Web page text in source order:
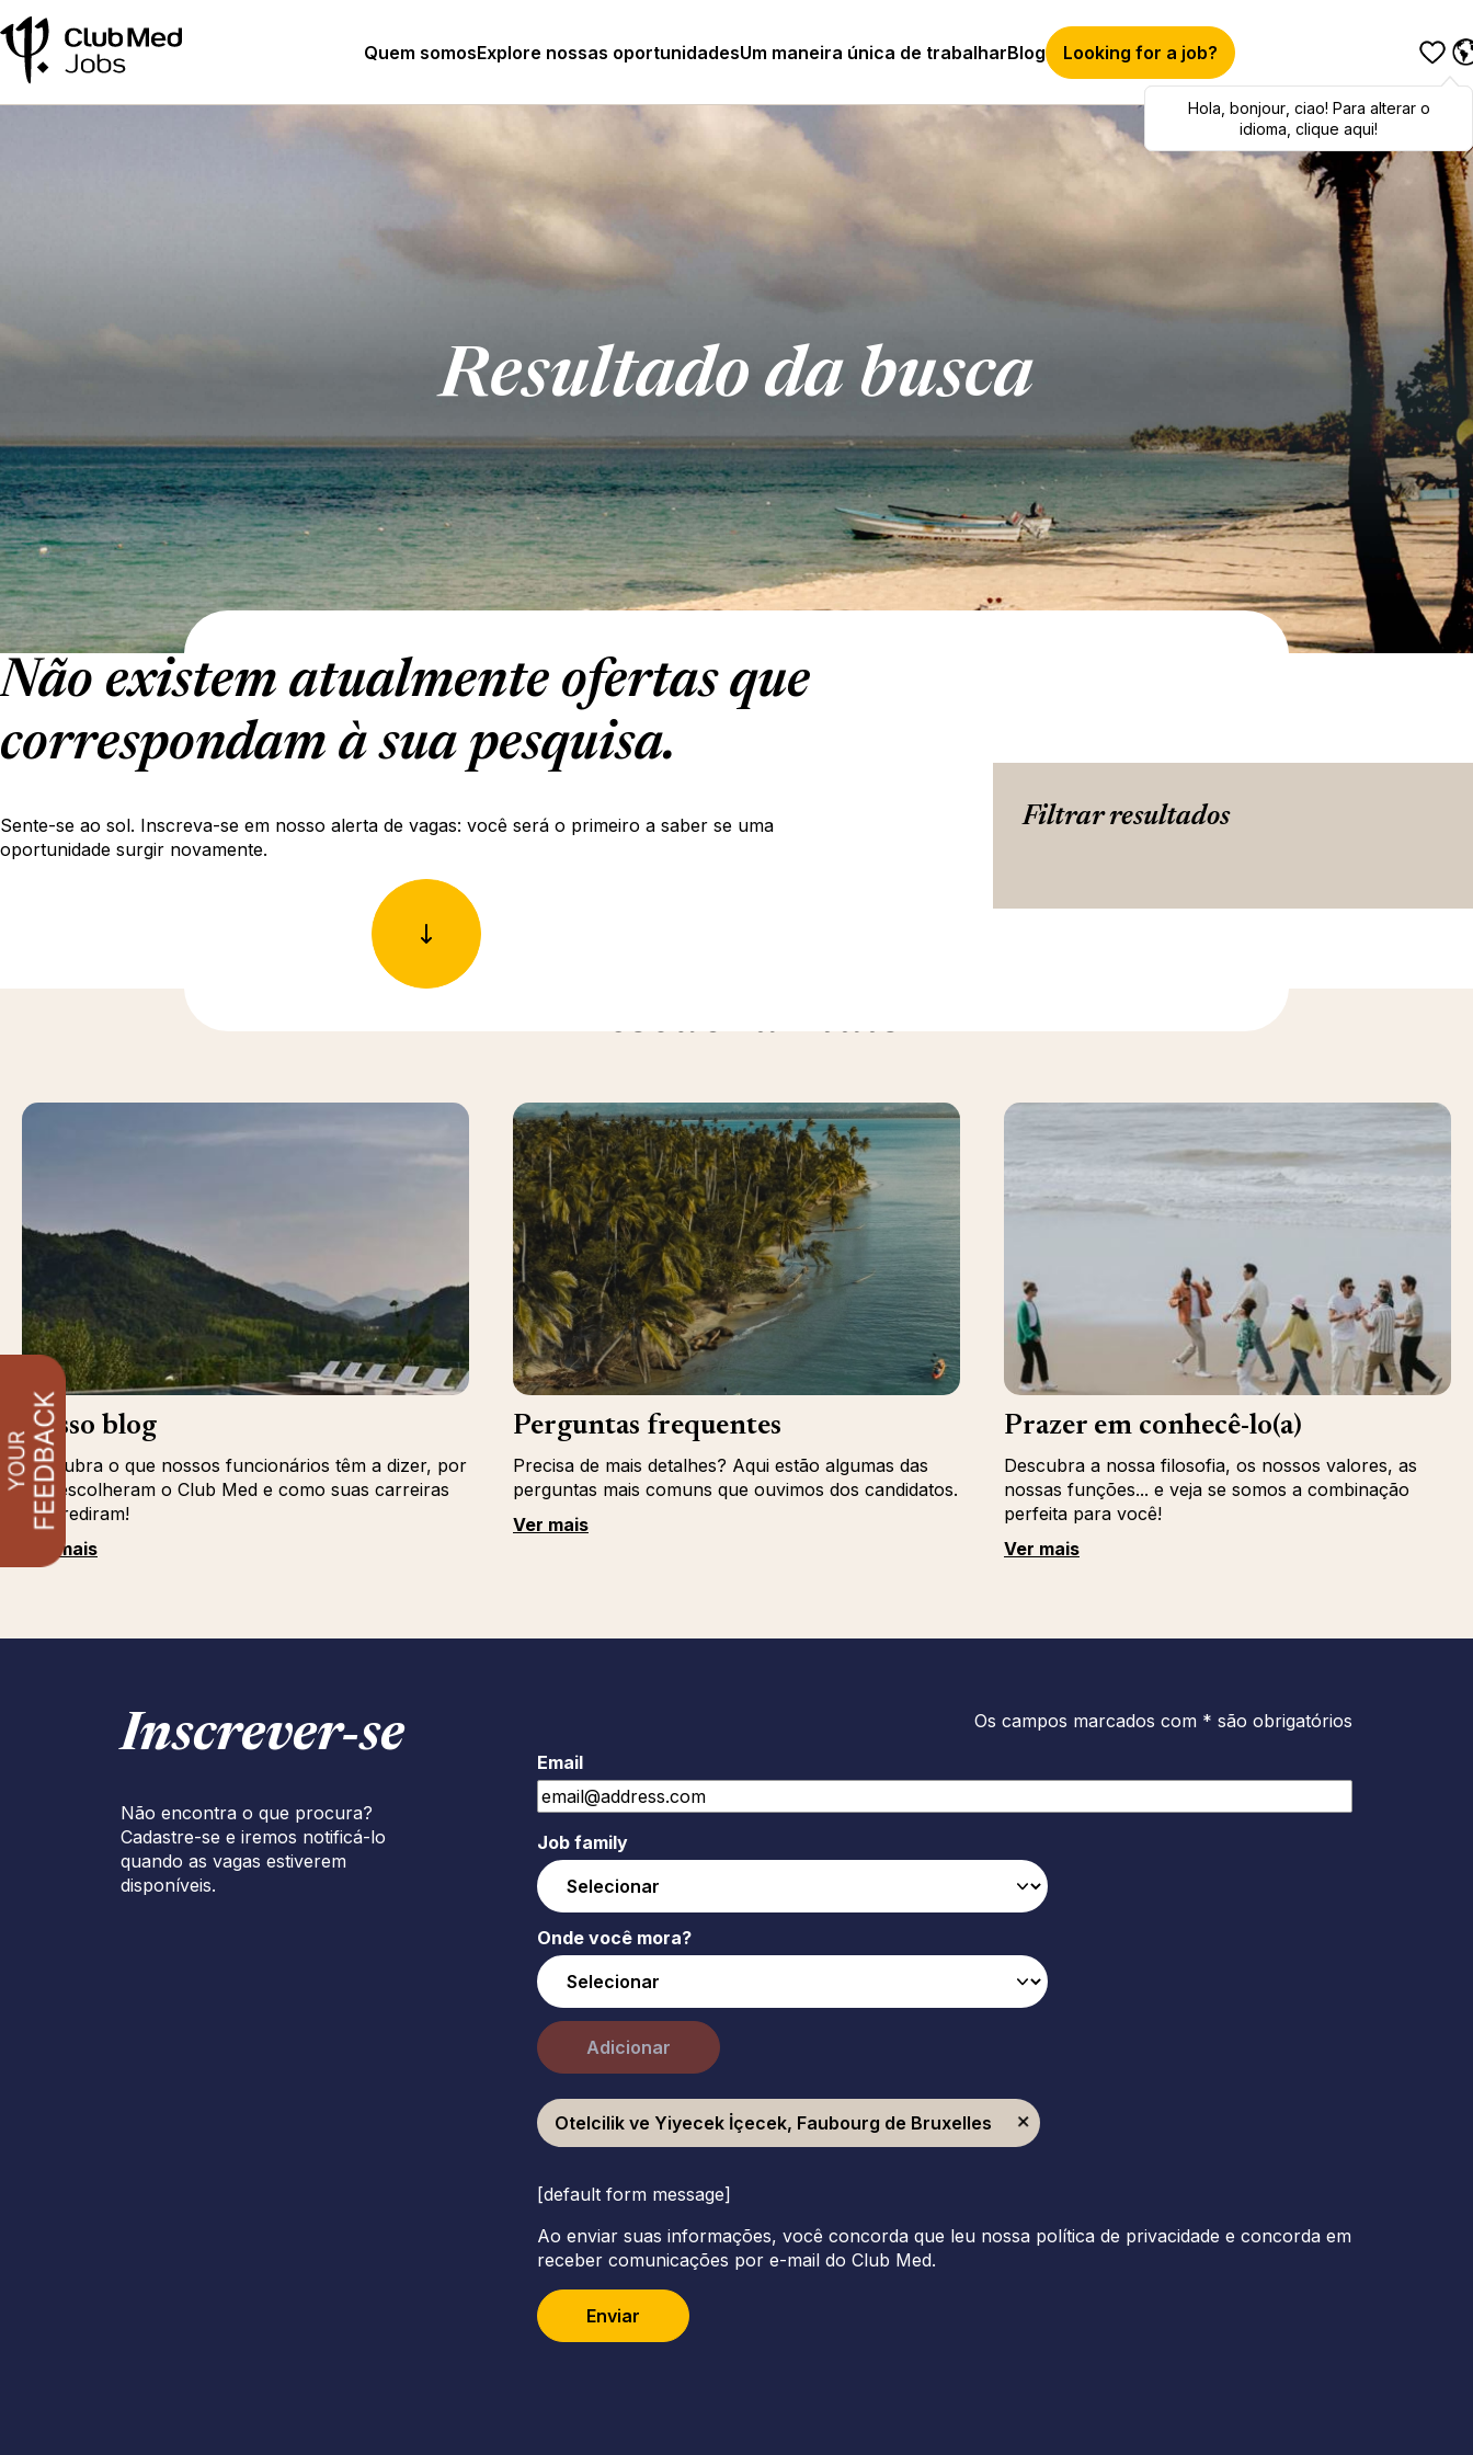
Quem somosExplore nossas oportunidadesUm maneira única de trabalharBlog Looking for a job?
Hola,bonjour,ciao! To switch
languages, click here!
Hola bonjour, ciao! Para alterar o
idioma, clique aqui!
Resultado da busca
Não existem atualmente ofertas que
correspondam à sua pesquisa.
Sente-se ao sol. Inscreva-se em nosso alerta de vagas: você será o primeiro a saber se uma
oportunidade surgir novamente.
Filtrar resultados
Descubra mais
Nosso blog
Descubra o que nossos funcionários têm a dizer, por
que escolheram o Club Med e como suas carreiras
progrediram!
Ver mais
Perguntas frequentes
Precisa de mais detalhes? Aqui estão algumas das
perguntas mais comuns que ouvimos dos candidatos.
Ver mais
Prazer em conhecê-lo(a)
Descubra a nossa filosofia, os nossos valores, as
nossas funções... e veja se somos a combinação
perfeita para você!
Ver mais
Inscrever‑se
Não encontra o que procura?
Cadastre-se e iremos notificá-lo
quando as vagas estiverem
disponíveis.
Os campos marcados com * são obrigatórios
Email
Job family
Onde você mora?
Adicionar
Otelcilik ve Yiyecek İçecek, Faubourg de Bruxelles
[default form message]
Ao enviar suas informações, você concorda que leu nossa política de privacidade e concorda em
receber comunicações por e-mail do Club Med.
Enviar